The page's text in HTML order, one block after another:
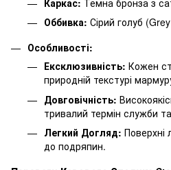
Каркас: Темна бронза з
Оббивка: Сірий голуб
Особливості:
Ексклюзивність: Кожен
природній текстурі
Довговічність:
тривалий термін служби
Легкий Догляд: Поверхні
до подряпин.